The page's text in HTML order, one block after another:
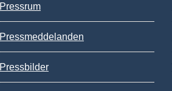
Pressrum
Pressmeddelanden
Pressbilder